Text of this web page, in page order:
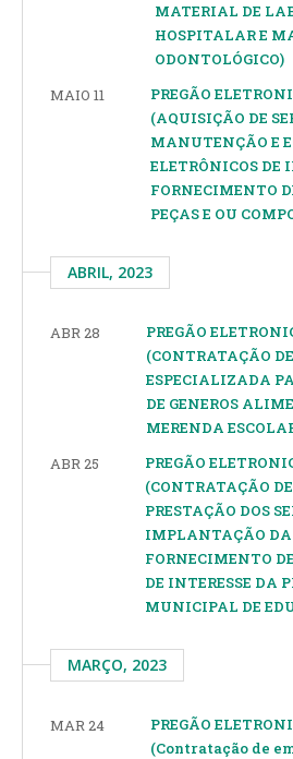
MATERIAL DE
HOSPITALAR E
ODONTOLÓGICO)
MAIO 11
PREGÃO
(AQUISIÇÃO DE
MANUTENÇÃO E
ELETRÔNICOS DE
FORNECIMENTO
PEÇAS E OU
ABRIL, 2023
ABR 28
PREGÃO
(CONTRATAÇÃO
ESPECIALIZADA
DE GENEROS
MERENDA
ABR 25
PREGÃO
(CONTRATAÇÃO
PRESTAÇÃO DOS
IMPLANTAÇÃO DA
FORNECIMENTO
DE INTERESSE DA
MUNICIPAL DE
MARÇO, 2023
MAR 24
PREGÃO
(Contratação de